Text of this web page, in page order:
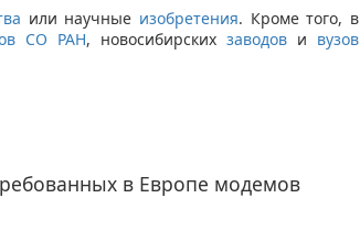
или научные изобретения. Кроме того, в
СО РАН, новосибирских заводов и вузов
в Европе модемов